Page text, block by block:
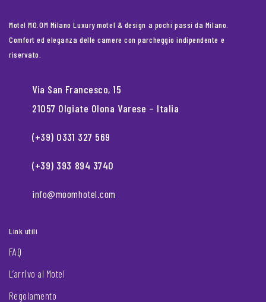
Motel MO.OM Milano Luxury motel & design a pochi passi da Milano.
Comfort ed eleganza delle camere con parcheggio indipendente e
riservato.
Via San Francesco, 15
21057 Olgiate Olona Varese – Italia
(+39) 0331 327 569
(+39) 393 894 3740
info@moomhotel.com
Link utili
FAQ
L’arrivo al Motel
Regolamento